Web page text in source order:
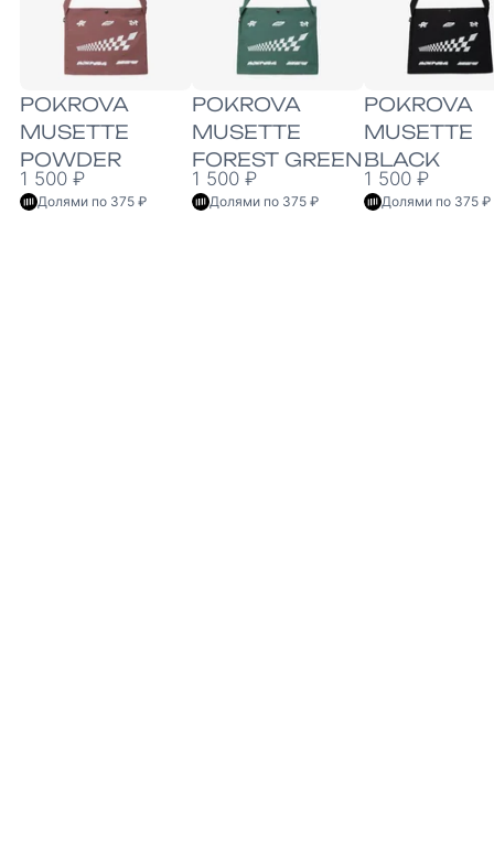
POKROVA
MUSETTE
POWDER
1 500 ₽
Долями по 375 ₽
POKROVA
MUSETTE
FOREST GREEN
1 500 ₽
Долями по 375 ₽
POKROVA
MUSETTE
BLACK
1 500 ₽
Долями по 375 ₽